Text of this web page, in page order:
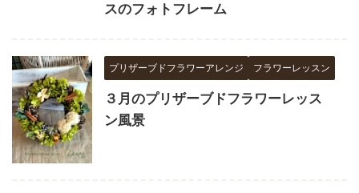
スのフォトフレーム
プリザーブドフラワーアレンジ フラワーレッスン
３月のプリザーブドフラワーレッス
ン風景